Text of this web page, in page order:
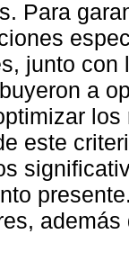
Para
junto
a
este